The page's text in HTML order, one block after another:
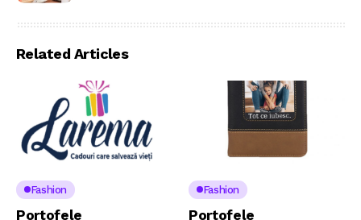
Related Articles
Fashion
Portofele
Fashion
Portofele